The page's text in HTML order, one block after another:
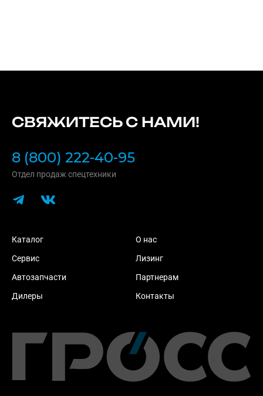
СВЯЖИТЕСЬ С НАМИ!
8 (800) 222-40-95
Отдел продаж спецтехники
Каталог
Сервис
Автозапчасти
Дилеры
О нас
Лизинг
Партнерам
Контакты